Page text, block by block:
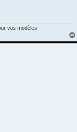
vos modèles